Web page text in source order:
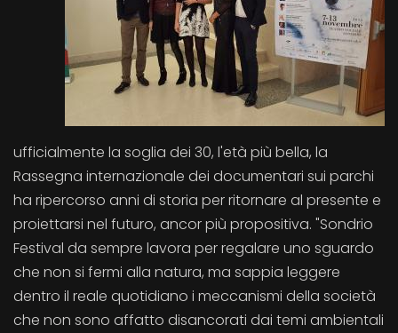
ufficialmente la soglia dei 30, l'età più bella, la
Rassegna internazionale dei documentari sui parchi
ha ripercorso anni di storia per ritornare al presente e
proiettarsi nel futuro, ancor più propositiva. "Sondrio
Festival da sempre lavora per regalare uno sguardo
che non si fermi alla natura, ma sappia leggere
dentro il reale quotidiano i meccanismi della società
che non sono affatto disancorati dai temi ambientali